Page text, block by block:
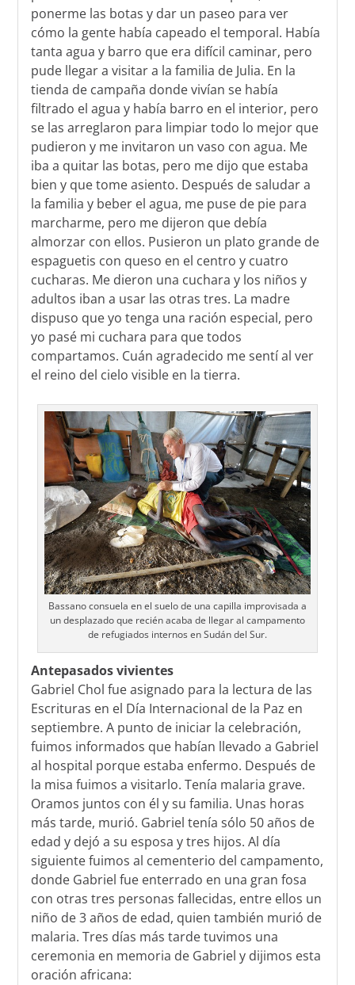
ponerme las botas y dar un paseo para ver
cómo la gente había capeado el temporal. Había
tanta agua y barro que era difícil caminar, pero
pude llegar a visitar a la familia de Julia. En la
tienda de campaña donde vivían se había
filtrado el agua y había barro en el interior, pero
se las arreglaron para limpiar todo lo mejor que
pudieron y me invitaron un vaso con agua. Me
iba a quitar las botas, pero me dijo que estaba
bien y que tome asiento. Después de saludar a
la familia y beber el agua, me puse de pie para
marcharme, pero me dijeron que debía
almorzar con ellos. Pusieron un plato grande de
espaguetis con queso en el centro y cuatro
cucharas. Me dieron una cuchara y los niños y
adultos iban a usar las otras tres. La madre
dispuso que yo tenga una ración especial, pero
yo pasé mi cuchara para que todos
compartamos. Cuán agradecido me sentí al ver
el reino del cielo visible en la tierra.
Bassano consuela en el suelo de una capilla improvisada a
un desplazado que recién acaba de llegar al campamento
de refugiados internos en Sudán del Sur.
Antepasados vivientes
Gabriel Chol fue asignado para la lectura de las
Escrituras en el Día Internacional de la Paz en
septiembre. A punto de iniciar la celebración,
fuimos informados que habían llevado a Gabriel
al hospital porque estaba enfermo. Después de
la misa fuimos a visitarlo. Tenía malaria grave.
Oramos juntos con él y su familia. Unas horas
más tarde, murió. Gabriel tenía sólo 50 años de
edad y dejó a su esposa y tres hijos. Al día
siguiente fuimos al cementerio del campamento,
donde Gabriel fue enterrado en una gran fosa
con otras tres personas fallecidas, entre ellos un
niño de 3 años de edad, quien también murió de
malaria. Tres días más tarde tuvimos una
ceremonia en memoria de Gabriel y dijimos esta
oración africana: